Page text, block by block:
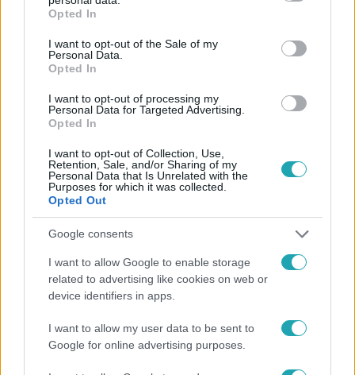
grant or deny consent to Google and its third-party tags to
use your data for below specified purposes in below Google
consent section.
Opted In
I want to opt-out of the Sale of my
Personal Data.
Opted In
I want to opt-out of processing my
Personal Data for Targeted Advertising.
Opted In
I want to opt-out of Collection, Use,
Retention, Sale, and/or Sharing of my
Personal Data that Is Unrelated with the
Purposes for which it was collected.
Opted Out
Google consents
I want to allow Google to enable storage
related to advertising like cookies on web or
device identifiers in apps.
I want to allow my user data to be sent to
Google for online advertising purposes.
HÍRADÓ #
UKRAJNA #ELLENÁLLÁS #JELKÉP
KONYHASZEKRÉNY
BOROGYANKA
Népszerű